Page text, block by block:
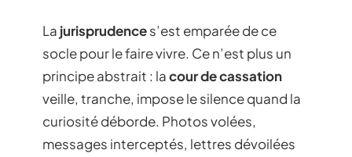
La jurisprudences’est emparée de ce
socle pour le faire vivre. Ce n’est plus un
principe abstrait : lacour de cassation
veille, tranche, impose le silence quand la
curiosité déborde. Photos volées,
messages interceptés, lettres dévoilées